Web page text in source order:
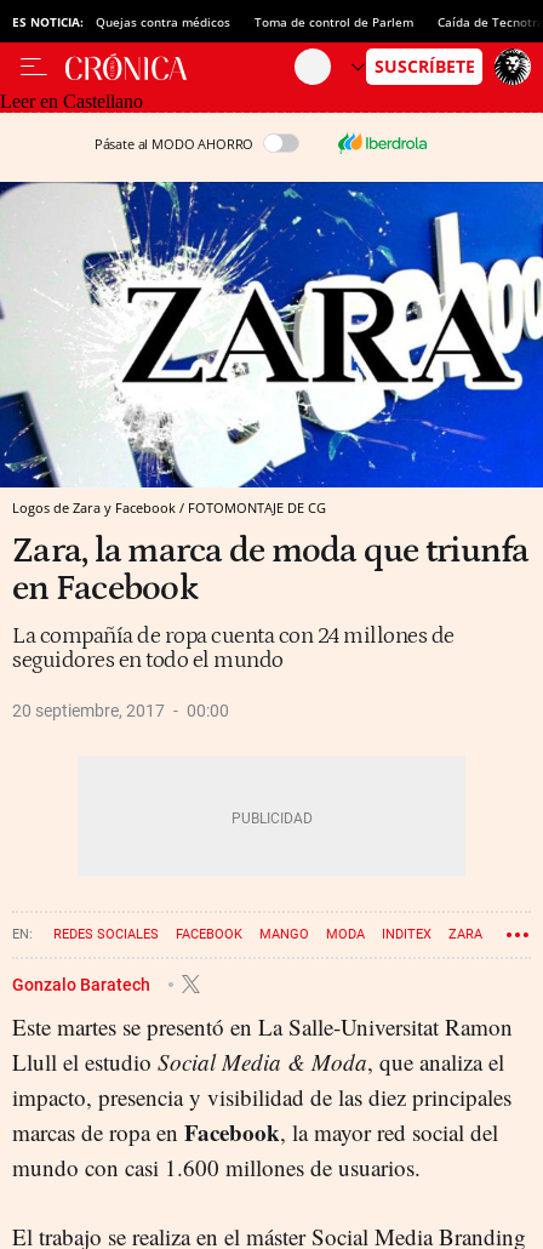
ES NOTICIA: Quejas contra médicos Toma de control de Parlem Caída de
Leer en Castellano
Pásate al MODO AHORRO
Logos de Zara y Facebook / FOTOMONTAJE DE CG
Zara, la marca de moda que triunfa
en Facebook
La compañía de ropa cuenta con 24 millones de
seguidores en todo el mundo
20 septiembre, 2017 00:00
REDES SOCIALES FACEBOOK MANGO MODA INDITEX ZARA
Gonzalo Baratech
Este martes se presentó en La Salle-Universitat Ramon
Llull el estudio Social Media & Moda, que analiza el
impacto, presencia y visibilidad de las diez principales
marcas de ropa en Facebook, la mayor red social del
mundo con casi 1.600 millones de usuarios.
El trabajo se realiza en el máster Social Media Branding